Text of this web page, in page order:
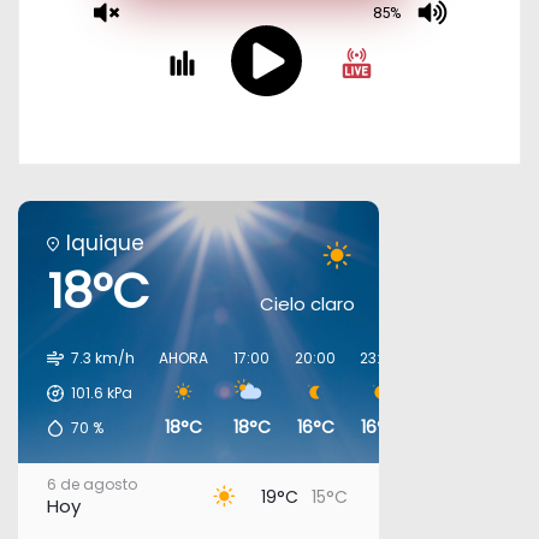
Iquique
18°C Cielo claro
7.3 km/h
101.6 kPa
70 %
AHORA
18°C
17:00
18°C
20:00
16°C
23:00
16°C
6 de agosto
Hoy 19°C 15°C